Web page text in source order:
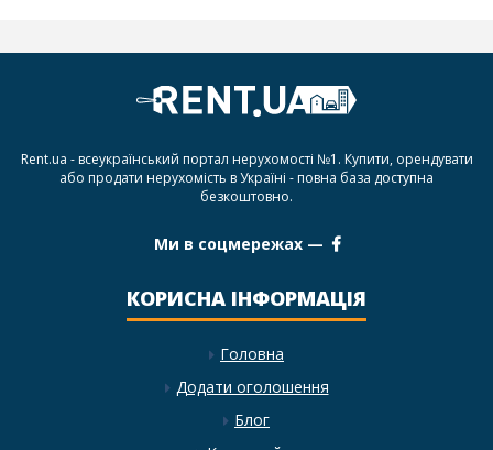
Rent.ua - всеукраїнський портал нерухомості №1. Купити, орендувати
або продати нерухомість в Україні - повна база доступна
безкоштовно.
Ми в соцмережах —
КОРИСНА ІНФОРМАЦІЯ
Головна
Додати оголошення
Блог